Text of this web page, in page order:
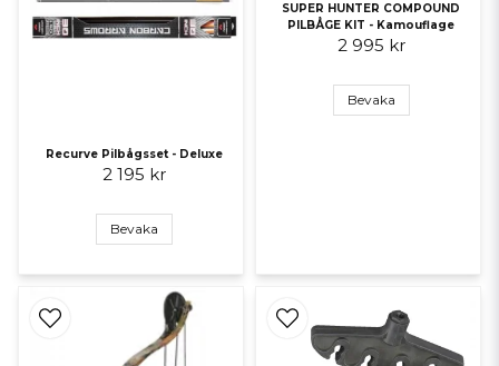
Recurve Pilbågsset - Deluxe
2 195 kr
Bevaka
SUPER HUNTER COMPOUND
PILBÅGE KIT - Kamouflage
2 995 kr
Bevaka